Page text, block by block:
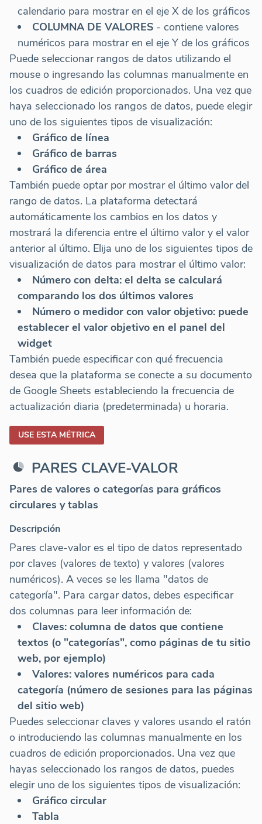
calendario para mostrar en el eje X de los gráficos
COLUMNA DE VALORES - contiene valores
numéricos para mostrar en el eje Y de los gráficos
Puede seleccionar rangos de datos utilizando el
mouse o ingresando las columnas manualmente en
los cuadros de edición proporcionados. Una vez que
haya seleccionado los rangos de datos, puede elegir
uno de los siguientes tipos de visualización:
Gráfico de línea
Gráfico de barras
Gráfico de área
También puede optar por mostrar el último valor del
rango de datos. La plataforma detectará
automáticamente los cambios en los datos y
mostrará la diferencia entre el último valor y el valor
anterior al último. Elija uno de los siguientes tipos de
visualización de datos para mostrar el último valor:
Número con delta: el delta se calculará
comparando los dos últimos valores
Número o medidor con valor objetivo: puede
establecer el valor objetivo en el panel del
widget
También puede especificar con qué frecuencia
desea que la plataforma se conecte a su documento
de Google Sheets estableciendo la frecuencia de
actualización diaria (predeterminada) u horaria.
USE ESTA MÉTRICA
PARES CLAVE-VALOR
Pares de valores o categorías para gráficos
circulares y tablas
Descripción
Pares clave-valor es el tipo de datos representado
por claves (valores de texto) y valores (valores
numéricos). A veces se les llama "datos de
categoría". Para cargar datos, debes especificar
dos columnas para leer información de:
Claves: columna de datos que contiene
textos (o "categorías", como páginas de tu sitio
web, por ejemplo)
Valores: valores numéricos para cada
categoría (número de sesiones para las páginas
del sitio web)
Puedes seleccionar claves y valores usando el ratón
o introduciendo las columnas manualmente en los
cuadros de edición proporcionados. Una vez que
hayas seleccionado los rangos de datos, puedes
elegir uno de los siguientes tipos de visualización:
Gráfico circular
Tabla